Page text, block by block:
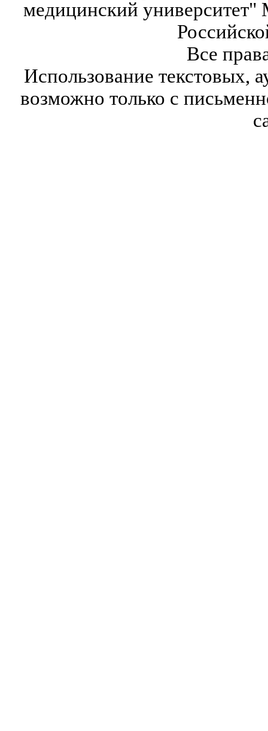
медицинский университет"
Все
Использование текстовых,
возможно только с